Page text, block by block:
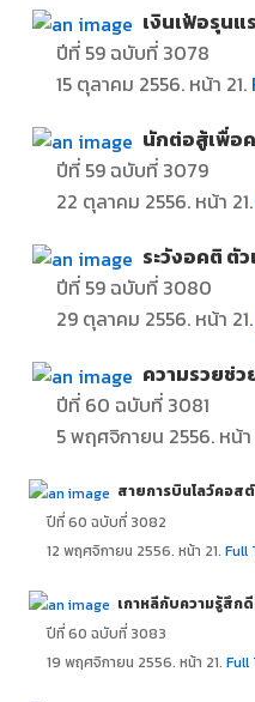
เงินเฟ้อรุน
ปีที่ 59 ฉบับที่ 3078
15 ตุลาคม 2556. หน้า 21.
นักต่อสู้เพื่อ
ปีที่ 59 ฉบับที่ 3079
22 ตุลาคม 2556. หน้า 21.
ระวังอคติ ตั
ปีที่ 59 ฉบับที่ 3080
29 ตุลาคม 2556. หน้า 21.
ความรวยช่
ปีที่ 60 ฉบับที่ 3081
5พฤศจิกายน 2556. หน้า
สายการบินโลว์คอส
ปีที่ 60 ฉบับที่ 3082
12 พฤศจิกายน 2556. หน้า 21. Full
เกาหลีกับความรู้สึก
ปีที่ 60 ฉบับที่ 3083
19 พฤศจิกายน 2556. หน้า 21. Full